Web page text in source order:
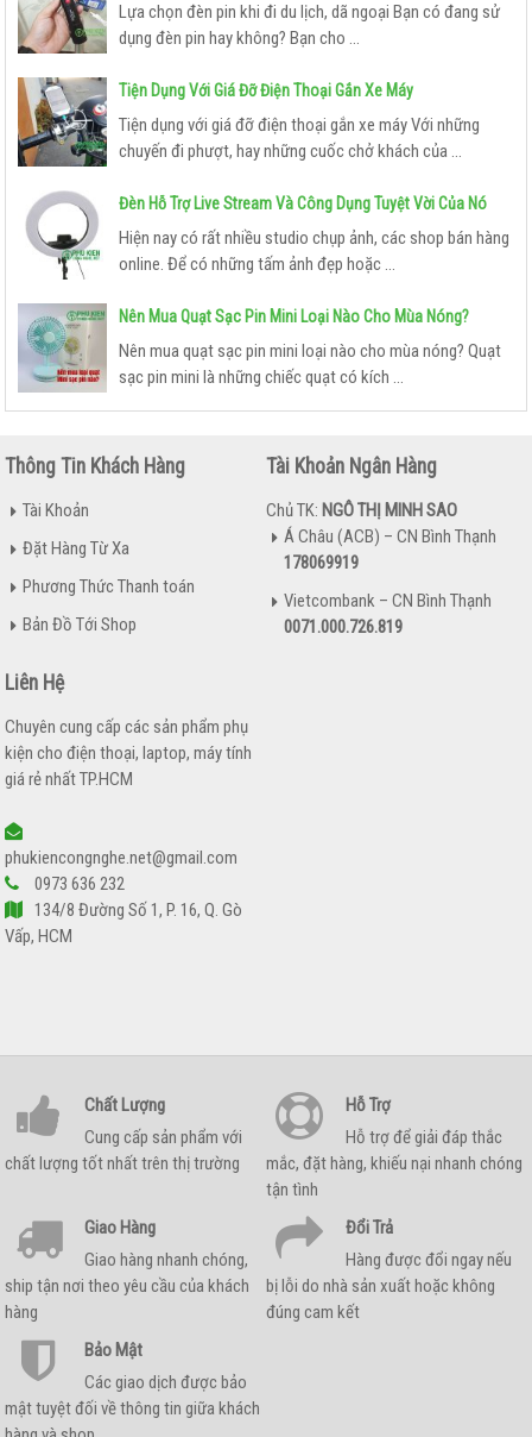
Lựa chọn đèn pin khi đi du lịch, dã ngoại Bạn có đang sử
dụng đèn pin hay không? Bạn cho ...
Tiện Dụng Với Giá Đỡ Điện Thoại Gắn Xe Máy
Tiện dụng với giá đỡ điện thoại gắn xe máy Với những
chuyến đi phượt, hay những cuốc chở khách của ...
Đèn Hỗ Trợ Live Stream Và Công Dụng Tuyệt Vời Của Nó
Hiện nay có rất nhiều studio chụp ảnh, các shop bán hàng
online. Để có những tấm ảnh đẹp hoặc ...
Nên Mua Quạt Sạc Pin Mini Loại Nào Cho Mùa Nóng?
Nên mua quạt sạc pin mini loại nào cho mùa nóng? Quạt
sạc pin mini là những chiếc quạt có kích ...
Thông Tin Khách Hàng
Tài Khoản
Đặt Hàng Từ Xa
Phương Thức Thanh toán
Bản Đồ Tới Shop
Tài Khoản Ngân Hàng
Chủ TK: NGÔ THỊ MINH SAO
Á Châu (ACB) – CN Bình Thạnh
178069919
Vietcombank – CN Bình Thạnh
0071.000.726.819
Liên Hệ
Chuyên cung cấp các sản phẩm phụ
kiện cho điện thoại, laptop, máy tính
giá rẻ nhất TP.HCM
phukiencongnghe.net@gmail.com
0973 636 232
134/8 Đường Số 1, P. 16, Q. Gò
Vấp, HCM
Chất Lượng
Cung cấp sản phẩm với
chất lượng tốt nhất trên thị trường
Hỗ Trợ
Hỗ trợ để giải đáp thắc
mắc, đặt hàng, khiếu nại nhanh chóng
tận tình
Giao Hàng
Giao hàng nhanh chóng,
ship tận nơi theo yêu cầu của khách
hàng
Đổi Trả
Hàng được đổi ngay nếu
bị lỗi do nhà sản xuất hoặc không
đúng cam kết
Bảo Mật
Các giao dịch được bảo
mật tuyệt đối về thông tin giữa khách